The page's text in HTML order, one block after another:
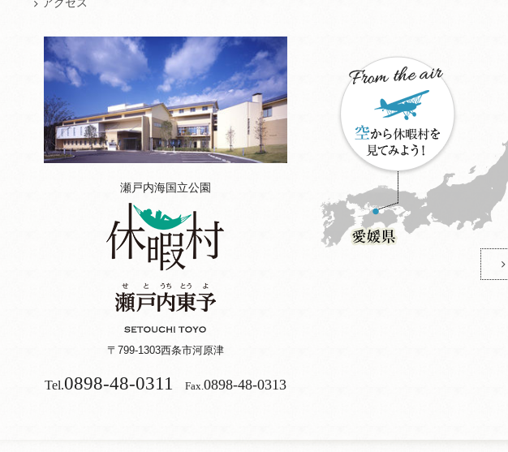
アクセス
瀬戸内海国立公園
〒799-1303西条市河原津
Tel.0898-48-0311 Fax. 0898-48-0313